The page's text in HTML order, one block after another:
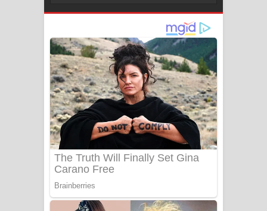
නිවුනා නුඹ හින්දා ගීතයේ පද පෙළ
Numba Dun Aadare Song Lyrics - නුඹ
දුන් ආදරේ ගීතයේ පද පෙළ
Liyamuda Dan Anagathe Song Lyrics
- ලියමුද දැන් අනාගතේ ගීතයේ පද පෙළ
Doni Song Lyrics - දෝණි ගීතයේ පද